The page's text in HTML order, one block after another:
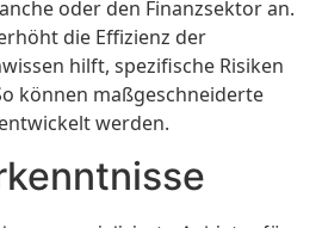
oder den Finanzsektor an.
die Effizienz der
hilft, spezifische Risiken
können maßgeschneiderte
werden.